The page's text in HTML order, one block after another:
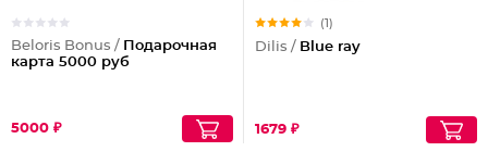
Beloris Bonus /
Подарочная
карта 5000 руб
5000 ₽
(1)
Dilis / Blue ray
1679 ₽